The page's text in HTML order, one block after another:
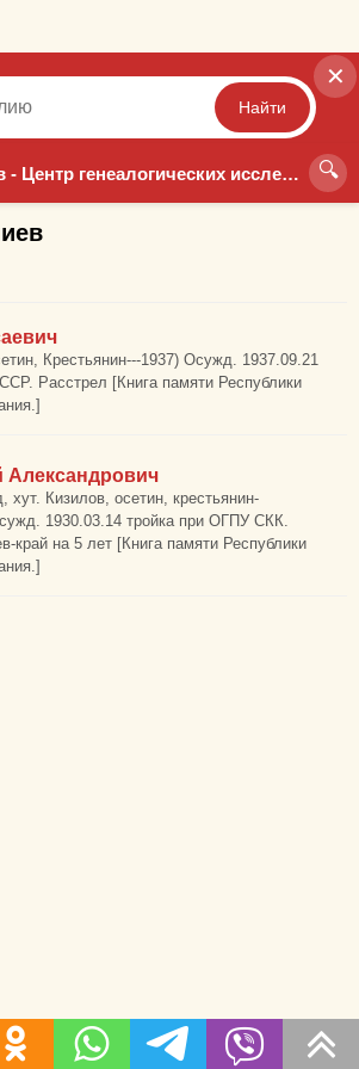
Цалиев - Центр генеалогических исследований 🔍
✕
Найти
Точный Неточный
Крестьянин---1937) Осужд. 1937.09.21
Расстрел [Книга памяти Республики
Александрович
хут. Кизилов, осетин, крестьянин-
1930.03.14 тройка при ОГПУ СКК.
край на 5 лет [Книга памяти Республики